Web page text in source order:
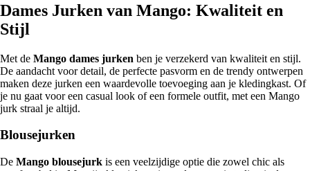
Dames Jurken van Mango: Kwaliteit en
Stijl
Met de Mango dames jurken ben je verzekerd van kwaliteit en stijl.
De aandacht voor detail, de perfecte pasvorm en de trendy ontwerpen
maken deze jurken een waardevolle toevoeging aan je kledingkast. Of
je nu gaat voor een casual look of een formele outfit, met een Mango
jurk straal je altijd.
Blousejurken
De Mango blousejurk is een veelzijdige optie die zowel chic als